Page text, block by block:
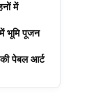
एक
में
भूमि पूजन
पेबल आर्ट